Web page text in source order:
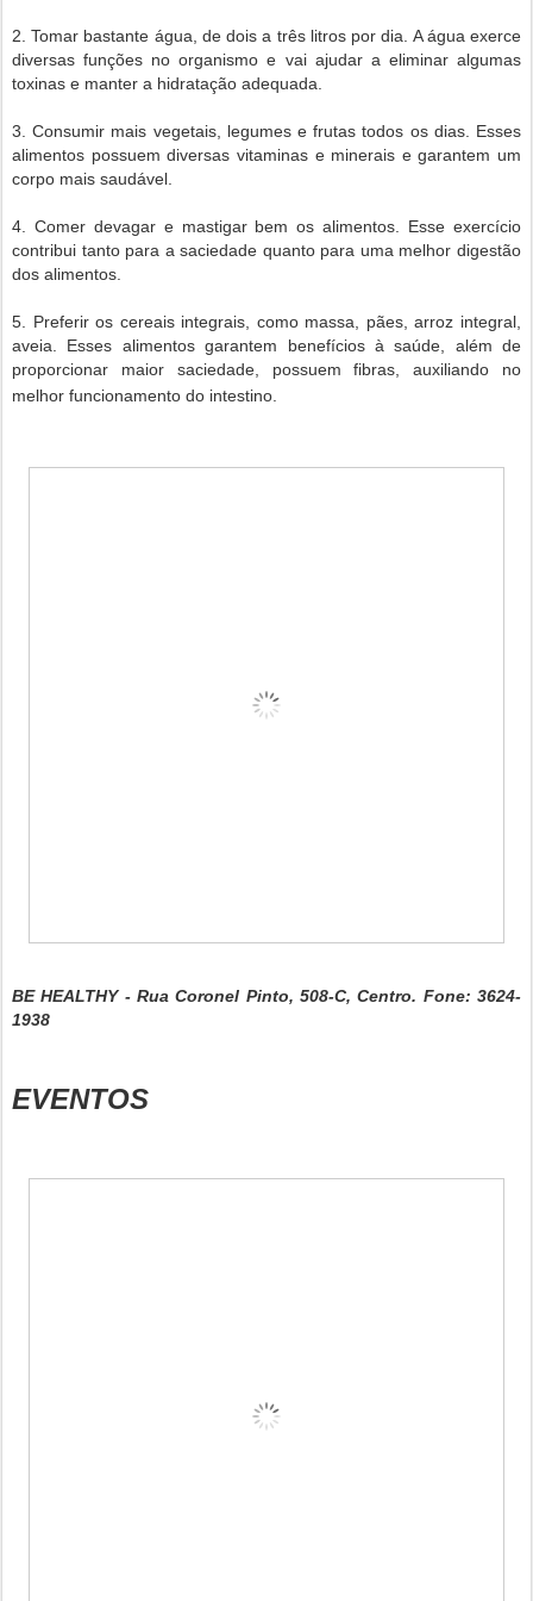
2. Tomar bastante água, de dois a três litros por dia. A água exerce
diversas funções no organismo e vai ajudar a eliminar algumas
toxinas e manter a hidratação adequada.
3. Consumir mais vegetais, legumes e frutas todos os dias. Esses
alimentos possuem diversas vitaminas e minerais e garantem um
corpo mais saudável.
4. Comer devagar e mastigar bem os alimentos. Esse exercício
contribui tanto para a saciedade quanto para uma melhor digestão
dos alimentos.
5. Preferir os cereais integrais, como massa, pães, arroz integral,
aveia. Esses alimentos garantem benefícios à saúde, além de
proporcionar maior saciedade, possuem fibras, auxiliando no
melhor funcionamento do intestino.
BE HEALTHY - Rua Coronel Pinto, 508-C, Centro. Fone: 3624-
1938
EVENTOS